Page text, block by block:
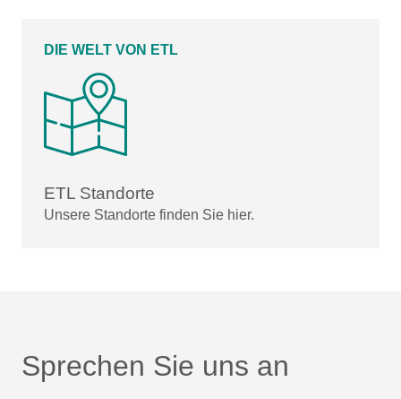
DIE WELT VON ETL
ETL Standorte
Unsere Standorte finden Sie hier.
Sprechen Sie uns an